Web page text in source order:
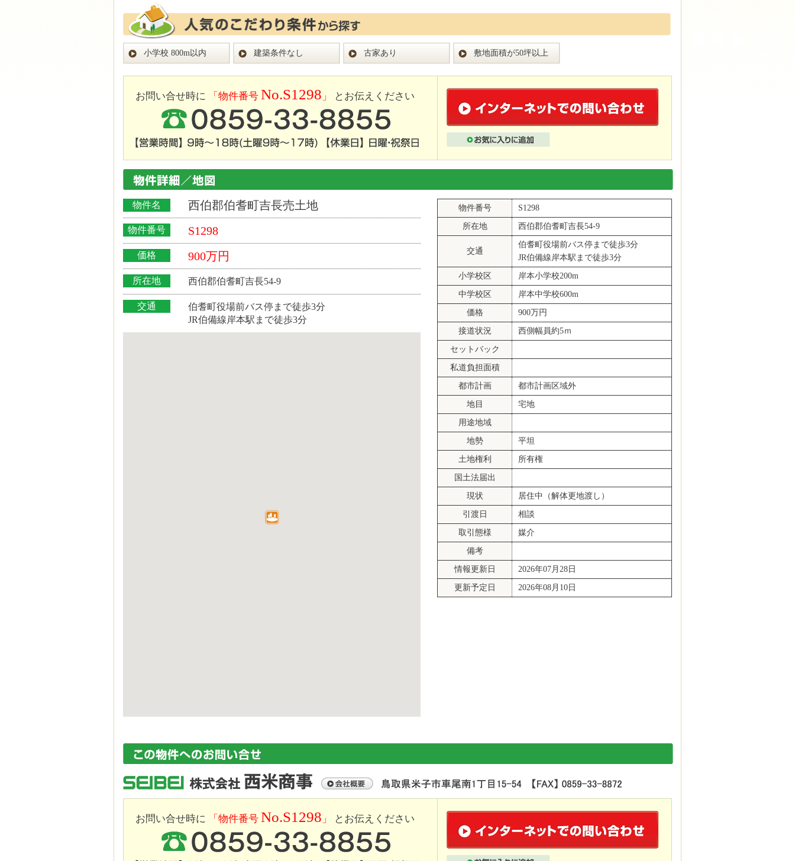
小学校 800m以内 建築条件なし 古家あり 敷地面積が50坪以上
お問い合せ時に 「物件番号 No.S1298 」 とお伝えください
物件名 西伯郡伯耆町吉長売土地
物件番号 S1298
価格 900万円
所在地 西伯郡伯耆町吉長54-9
交通
伯耆町役場前バス停まで徒歩3分
JR伯備線岸本駅まで徒歩3分
物件番号 S1298
所在地 西伯郡伯耆町吉長54-9
交通
伯耆町役場前バス停まで徒歩3分
JR伯備線岸本駅まで徒歩3分
小学校区 岸本小学校200m
中学校区 岸本中学校600m
価格 900万円
接道状況 西側幅員約5ｍ
セットバック
私道負担面積
都市計画 都市計画区域外
地目 宅地
用途地域
地勢 平坦
土地権利 所有権
国土法届出
現状 居住中（解体更地渡し）
引渡日 相談
取引態様 媒介
備考
情報更新日 2026年07月28日
更新予定日 2026年08月10日
お問い合せ時に 「物件番号 No.S1298 」 とお伝えください